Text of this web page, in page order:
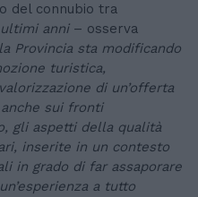
del connubio tra
anni– osserva
la Provincia sta modificando
turistica,
di un’offerta
sui fronti
gli aspetti della qualità
inserite in un contesto
in grado di far assaporare
a tutto